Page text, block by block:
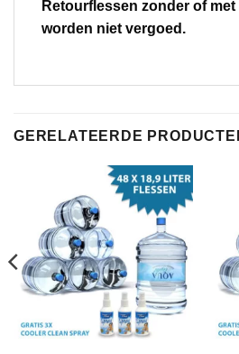
Retourflessen zonder of
worden niet vergoed.
GERELATEERDE